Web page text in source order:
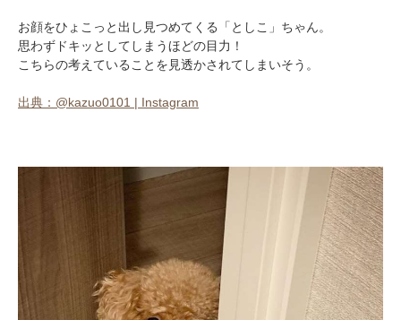
お顔をひょこっと出し見つめてくる「としこ」ちゃん。
思わずドキッとしてしまうほどの目力！
こちらの考えていることを見透かされてしまいそう。
出典：@kazuo0101 | Instagram